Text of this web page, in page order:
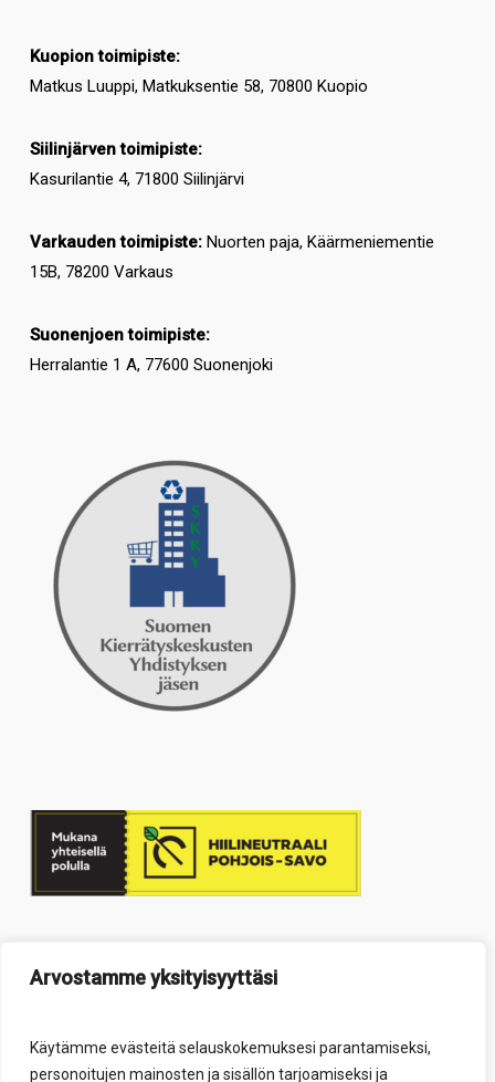
Arvostamme yksityisyyttäsi
Käytämme evästeitä selauskokemuksesi parantamiseksi,
personoitujen mainosten ja sisällön tarjoamiseksi ja
Kuopion toimipiste:
Matkus Luuppi, Matkuksentie 58, 70800 Kuopio
Siilinjärven toimipiste:
Kasurilantie 4, 71800 Siilinjärvi
Varkauden toimipiste:Nuorten paja, Käärmeniementie
15B, 78200 Varkaus
Suonenjoen toimipiste:
Herralantie 1 A, 77600 Suonenjoki